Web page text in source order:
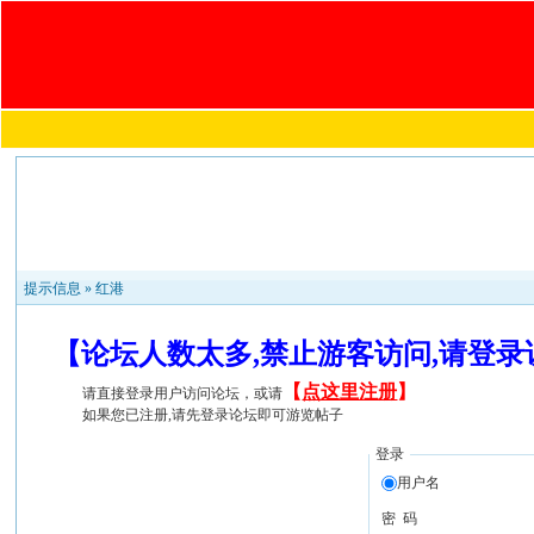
提示信息 »红港
【论坛人数太多,禁止游客访问,请登
请直接登录用户访问论坛，或请 【 点这里注册】
如果您已注册,请先登录论坛即可游览帖子
登录
用户名
密 码